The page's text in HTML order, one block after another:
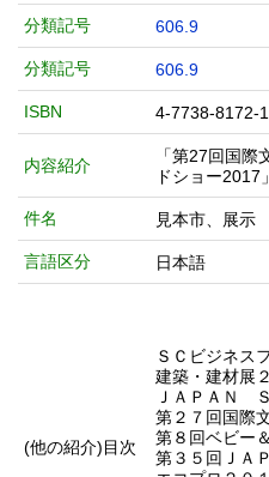
分類記号 606.9
分類記号 606.9
ISBN 4-7738-8172-1
内容紹介
「第27回国
ドショー2017
件名 見本市、展示
言語区分 日本語
(他の紹介)目次
ＳＣビジネス
建築・建材展
ＪＡＰＡＮ
第２７回国際
第８回ベビー
第３５回ＪＡ